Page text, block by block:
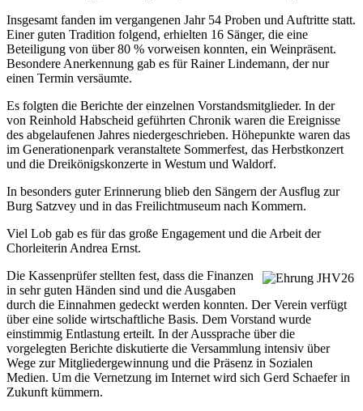
Insgesamt fanden im vergangenen Jahr 54 Proben und Auftritte statt.
Einer guten Tradition folgend, erhielten 16 Sänger, die eine
Beteiligung von über 80 % vorweisen konnten, ein Weinpräsent.
Besondere Anerkennung gab es für Rainer Lindemann, der nur
einen Termin versäumte.
Es folgten die Berichte der einzelnen Vorstandsmitglieder. In der
von Reinhold Habscheid geführten Chronik waren die Ereignisse
des abgelaufenen Jahres niedergeschrieben. Höhepunkte waren das
im Generationenpark veranstaltete Sommerfest, das Herbstkonzert
und die Dreikönigskonzerte in Westum und Waldorf.
In besonders guter Erinnerung blieb den Sängern der Ausflug zur
Burg Satzvey und in das Freilichtmuseum nach Kommern.
Viel Lob gab es für das große Engagement und die Arbeit der
Chorleiterin Andrea Ernst.
Die Kassenprüfer stellten fest, dass die Finanzen
in sehr guten Händen sind und die Ausgaben
durch die Einnahmen gedeckt werden konnten. Der Verein verfügt
über eine solide wirtschaftliche Basis. Dem Vorstand wurde
einstimmig Entlastung erteilt. In der Aussprache über die
vorgelegten Berichte diskutierte die Versammlung intensiv über
Wege zur Mitgliedergewinnung und die Präsenz in Sozialen
Medien. Um die Vernetzung im Internet wird sich Gerd Schaefer in
Zukunft kümmern.